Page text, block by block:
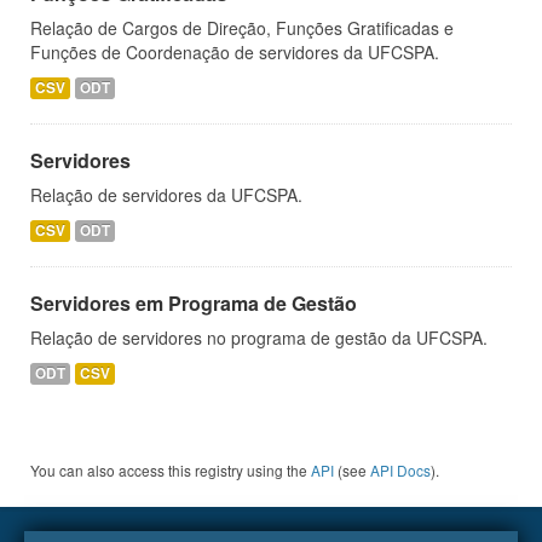
Relação de Cargos de Direção, Funções Gratificadas e
Funções de Coordenação de servidores da UFCSPA.
CSV ODT
Servidores
Relação de servidores da UFCSPA.
CSV ODT
Servidores em Programa de Gestão
Relação de servidores no programa de gestão da UFCSPA.
ODT CSV
You can also access this registry using the API (see API Docs).